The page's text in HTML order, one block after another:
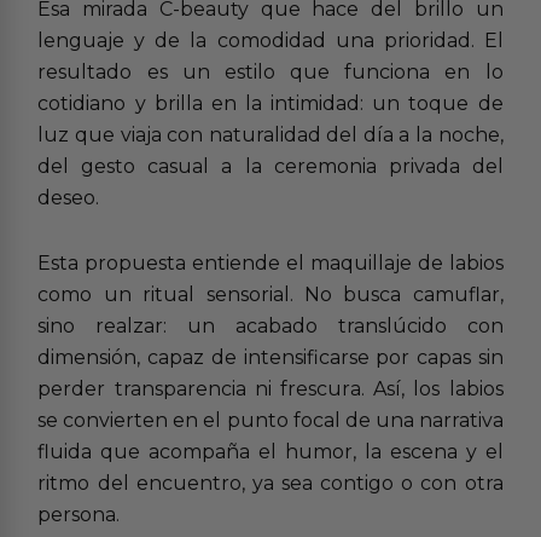
Esa mirada C-beauty que hace del brillo un
lenguaje y de la comodidad una prioridad. El
resultado es un estilo que funciona en lo
cotidiano y brilla en la intimidad: un toque de
luz que viaja con naturalidad del día a la noche,
del gesto casual a la ceremonia privada del
deseo.
Esta propuesta entiende el maquillaje de labios
como un ritual sensorial. No busca camuflar,
sino realzar: un acabado translúcido con
dimensión, capaz de intensificarse por capas sin
perder transparencia ni frescura. Así, los labios
se convierten en el punto focal de una narrativa
fluida que acompaña el humor, la escena y el
ritmo del encuentro, ya sea contigo o con otra
persona.